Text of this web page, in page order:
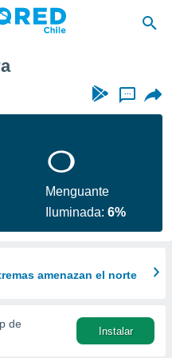
...
Menguante
Iluminada:6%
amenazan el norte
de
Instalar